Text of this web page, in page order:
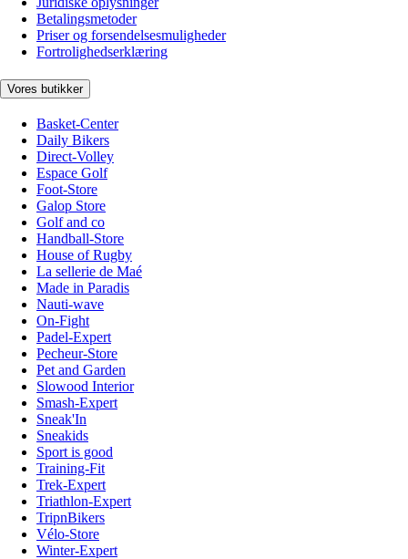
Betalingsmetoder
Priser og forsendelsesmuligheder
Fortrolighedserklæring
Vores butikker
Basket-Center
Daily Bikers
Direct-Volley
Espace Golf
Foot-Store
Galop Store
Golf and co
Handball-Store
House of Rugby
La sellerie de Maé
Made in Paradis
Nauti-wave
On-Fight
Padel-Expert
Pecheur-Store
Pet and Garden
Slowood Interior
Smash-Expert
Sneak'In
Sneakids
Sport is good
Training-Fit
Trek-Expert
Triathlon-Expert
TripnBikers
Vélo-Store
Winter-Expert